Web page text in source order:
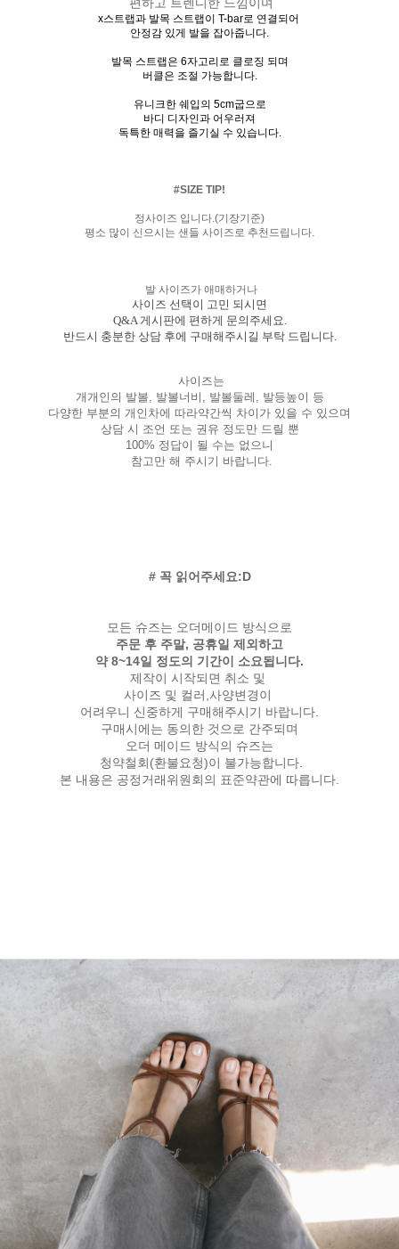
x스트랩과 발목 스트랩이 T-bar로 연결되어
안정감 있게 발을 잡아줍니다.
발목 스트랩은 6자고리로 클로징 되며
버클은 조절 가능합니다.
유니크한 쉐입의 5cm굽으로
바디 디자인과 어우러져
독특한 매력을 즐기실 수 있습니다.
#SIZE TIP!
정사이즈 입니다.(기장기준)
평소 많이 신으시는 샌들 사이즈로 추천드립니다.
발 사이즈가 애매하거나
사이즈 선택이 고민 되시면
Q&A 게시판에 편하게 문의주세요.
반드시 충분한 상담 후에 구매해주시길 부탁 드립니다.
사이즈는
개개인의 발볼, 발볼너비, 발볼둘레, 발등높이 등
다양한 부분의 개인차에 따라약간씩 차이가 있을 수 있으며
상담 시 조언 또는 권유 정도만 드릴 뿐
100% 정답이 될 수는 없으니
참고만 해 주시기 바랍니다.
# 꼭 읽어주세요:D
모든 슈즈는 오더메이드 방식으로
주문 후 주말, 공휴일 제외하고
약 8~14일 정도의 기간이 소요됩니다.
제작이 시작되면 취소 및
사이즈 및 컬러,사양변경이
어려우니 신중하게 구매해주시기 바랍니다.
구매시에는 동의한 것으로 간주되며
오더 메이드 방식의 슈즈는
청약철회(환불요청)이 불가능합니다.
본 내용은 공정거래위원회의 표준약관에 따릅니다.